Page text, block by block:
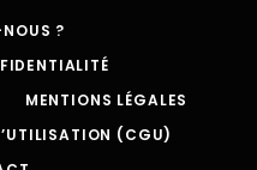
?
MENTIONS LÉGALES
(CGU)